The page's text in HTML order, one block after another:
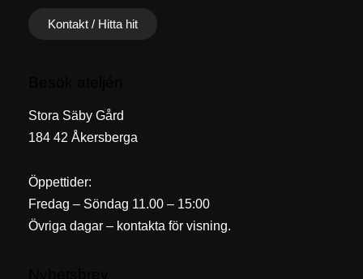
Kontakt / Hitta hit
Stora Säby Gård
184 42 Åkersberga
Öppettider:
Fredag – Söndag 11.00 – 15:00
Övriga dagar – kontakta för visning.